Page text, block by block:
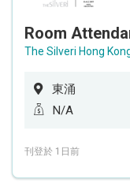
Room
The Silveri Hong
東涌
N/A
刊登於 1日前